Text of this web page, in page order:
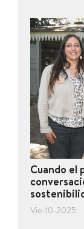
Cuando el
Vie-10-2025